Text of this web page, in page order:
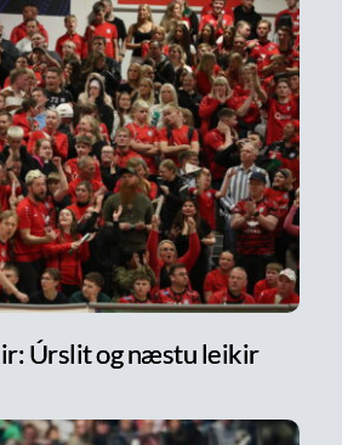
Úrslit og næstu leikir